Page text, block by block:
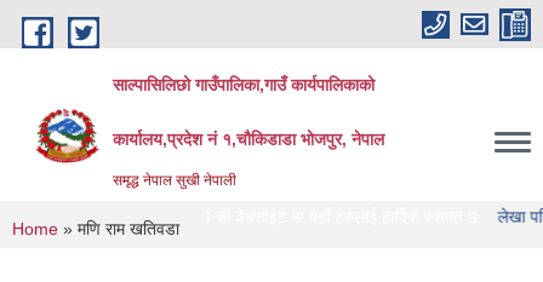
Skip to main content
साल्पासिलिछो गाउँपालिका,गाउँ कार्यपालिकाको
कार्यालय,प्रदेश नं १,चौकिडाडा भोजपुर, नेपाल
समृद्ध नेपाल सुखी नेपाली
गाउँपालिका को वेभसाइट मा यहाँ हरुलाई हार्दिक स्वागत छ लेखा परिक्षण गर्ने
You are here
Home » मणि राम खतिवडा